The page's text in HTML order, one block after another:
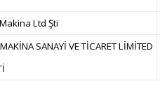
Ltd Şti
SANAYİ VE TİCARET LİMİTED